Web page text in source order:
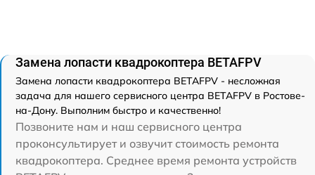
Замена лопасти квадрокоптера BETAFPV
Замена лопасти квадрокоптера BETAFPV - несложная
задача для нашего сервисного центра BETAFPV в Ростове-
на-Дону. Выполним быстро и качественно!
Позвоните нам и наш сервисного центра
проконсультирует и озвучит стоимость ремонта
квадрокоптера. Среднее время ремонта устройств